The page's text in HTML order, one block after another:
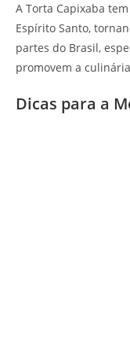
A Torta Capixaba
Espírito Santo,
partes do Brasil,
promovem a
Dicas para a